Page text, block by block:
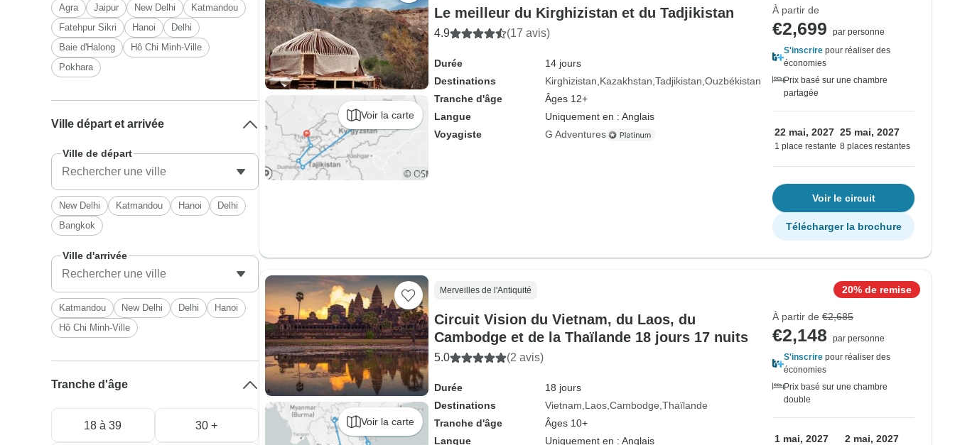
Voir la carte
Le meilleur du Kirghizistan et du Tadjikistan
4.9 (17 avis)
Durée
14 jours
Destinations
Kirghizistan Kazakhstan Tadjikistan Ouzbékistan
Tranche d'âge
Âges 12+
Langue
Uniquement en : Anglais
Voyagiste
G Adventures
À partir de
€2,699
par personne
S'inscrire pour réaliser des
économies
Prix basé sur une chambre
partagée
22 mai, 2027
1 place restante
25 mai, 2027
8 places restantes
Voir le circuit
Télécharger la brochure
Voir la carte
Merveilles de l'Antiquité
Circuit Vision du Vietnam, du Laos, du
Cambodge et de la Thaïlande 18 jours 17 nuits
5.0 (2 avis)
Durée
18 jours
Destinations
Vietnam Laos Cambodge Thaïlande
Tranche d'âge
Âges 10+
Langue
Uniquement en : Anglais
20% de remise
À partir de €2,685
€2,148
par personne
S'inscrire pour réaliser des
économies
Prix basé sur une chambre
double
1 mai, 2027 2 mai, 2027
Agra Jaipur New Delhi
Katmandou
Fatehpur Sikri
Hanoi
Delhi
Baie d'Halong
Hô Chi Minh-Ville
Pokhara
Ville départ et arrivée
Ville de départ
New Delhi Katmandou Hanoi
Delhi
Bangkok
Ville d'arrivée
Katmandou New Delhi Delhi
Hanoi
Hô Chi Minh-Ville
Tranche d'âge
18 à 39 30 +